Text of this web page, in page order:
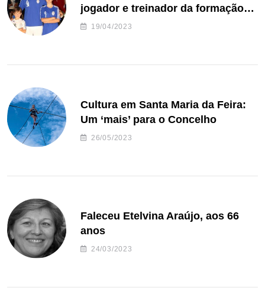
jogador e treinador da formação
de andebol do Feirense
19/04/2023
Cultura em Santa Maria da Feira:
Um ‘mais’ para o Concelho
26/05/2023
Faleceu Etelvina Araújo, aos 66
anos
24/03/2023